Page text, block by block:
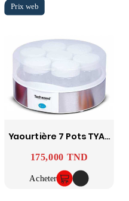
Yaourtière 7 Pots TYA-7001 15W - Inox TECHWOOD
Prix
175,000 TND
Acheter